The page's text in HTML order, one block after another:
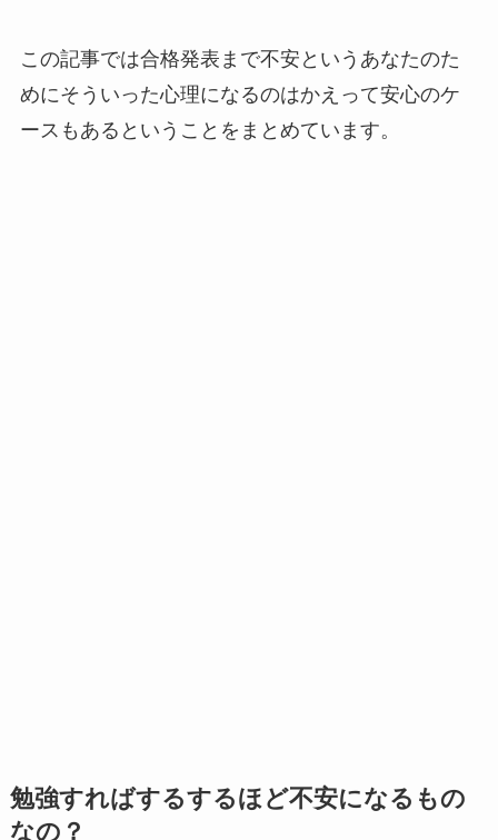
この記事では合格発表まで不安というあなたのた
めにそういった心理になるのはかえって安心のケ
ースもあるということをまとめています。
勉強すればするするほど不安になるもの
なの？